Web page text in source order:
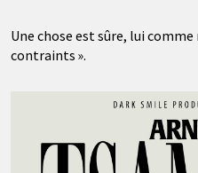
Une chose est sûre, lui comme
contraints ».